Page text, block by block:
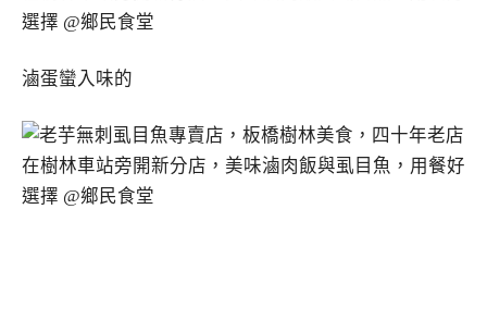
滷蛋蠻入味的